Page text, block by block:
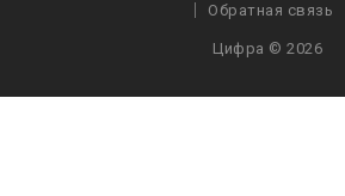
Обратная связь
Цифра © 2026